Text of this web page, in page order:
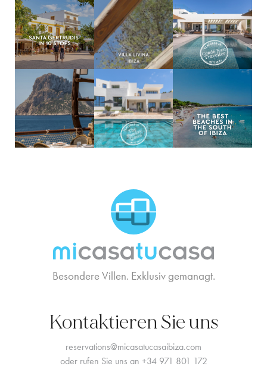
Besondere Villen. Exklusiv gemanagt.
Kontaktieren Sie uns
reservations@micasatucasaibiza.com
oder rufen Sie uns an +34 971 801 172